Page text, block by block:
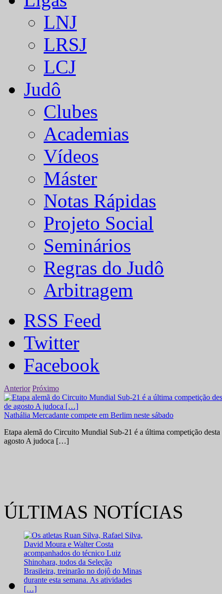
LNJ
LRSJ
LCJ
Judô
Clubes
Academias
Vídeos
Máster
Notas Rápidas
Projeto Social
Seminários
Regras do Judô
Arbitragem
RSS Feed
Twitter
Facebook
Anterior Próximo
Nathália Mercadante compete em Berlim neste sábado
Etapa alemã do Circuito Mundial Sub-21 é a última competição
agosto A judoca […]
ÚLTIMAS NOTÍCIAS